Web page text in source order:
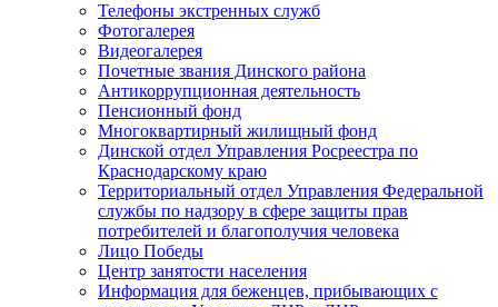
Телефоны экстренных служб
Фотогалерея
Видеогалерея
Почетные звания Динского района
Антикоррупционная деятельность
Пенсионный фонд
Многоквартирный жилищный фонд
Динской отдел Управления Росреестра по
Краснодарскому краю
Территориальный отдел Управления Федеральной
службы по надзору в сфере защиты прав
потребителей и благополучия человека
Лицо Победы
Центр занятости населения
Информация для беженцев, прибывающих с